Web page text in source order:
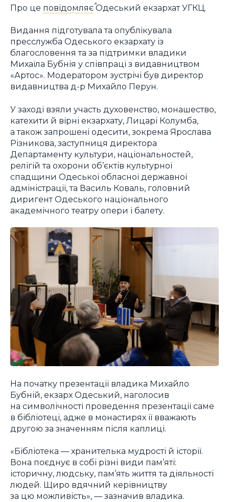
Про це повідомляєОдеський екзархат УГКЦ.
Видання підготувала та опублікувала
пресслужба Одеського екзархату із
благословення та за підтримки владики
Михаїла Бубнія у співпраці з видавництвом
«Артос». Модератором зустрічі був директор
видавництва д-р Михайло Перун.
У заході взяли участь духовенство, монашество,
катехити й вірні екзархату, Лицарі Колумба,
а також запрошені одесити, зокрема Ярослава
Різникова, заступниця директора
Департаменту культури, національностей,
релігій та охорони об’єктів культурної
спадщини Одеської обласної державної
адміністрації, та Василь Коваль, головний
диригент Одеського національного
академічного театру опери і балету.
На початку презентації владика Михайло
Бубній, екзарх Одеський, наголосив
на символічності проведення презентації саме
в бібліотеці, адже в монастирях її вважають
другою за значенням після каплиці.
«Бібліотека — хранителька мудрості й історії.
Вона поєднує в собі різні види пам’яті:
історичну, людську, пам’ять життя та діяльності
людей. Щиро вдячний керівництву
за цю можливість», — зазначив владика.